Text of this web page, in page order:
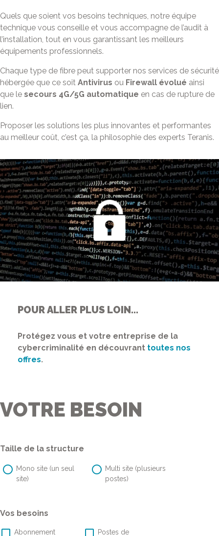
Quels que soient vos besoins techniques, notre équipe
technique vous conseille et vous accompagne de l’audit à
l’installation, tout en vous garantissant les meilleurs
équipements professionnels.
Chaque type de fibre peut supporter nos services de sécurité
hébergée que ce soit Antivirus ou Firewall évolué ainsi
que le secours 4G/5G automatique en cas de rupture de
lien.
Proposer les solutions les plus innovantes et performantes
au meilleur coût, c’est ça, la philosophie des experts Teranis.
POUR ALLER PLUS LOIN…
Protégez vous et votre entreprise de la
cybercriminalité en découvrant toutes nos
offres.
VOTRE BESOIN
Taille de la structure
Mono site (un seul
site)
Multi site (plusieurs
postes)
Vos besoins
Abonnement Postes de